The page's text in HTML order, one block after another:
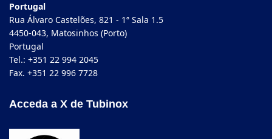
Portugal
Rua Álvaro Castelões, 821 - 1ª Sala 1.5
4450-043, Matosinhos (Porto)
Portugal
Tel.: +351 22 994 2045
Fax. +351 22 996 7728
Acceda a X de Tubinox